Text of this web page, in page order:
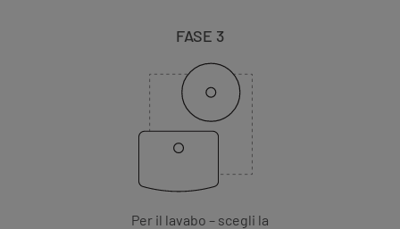
FASE 3
Per il lavabo – scegli la